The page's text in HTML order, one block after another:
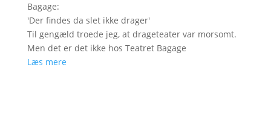
Bagage:
'Der findes da slet ikke drager'
Til gengæld troede jeg, at drageteater var morsomt.
Men det er det ikke hos Teatret Bagage
Læs mere